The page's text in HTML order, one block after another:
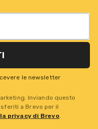
le newsletter
Inviando questo
a Brevo per il
privacy di Brevo.